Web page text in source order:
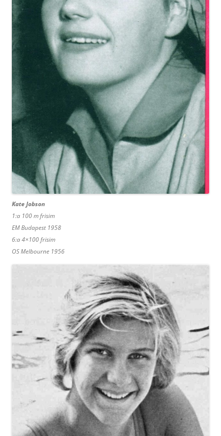
Kate Jobson
1:a 100 m frisim
EM Budapest 1958
6:a 4×100 frisim
OS Melbourne 1956